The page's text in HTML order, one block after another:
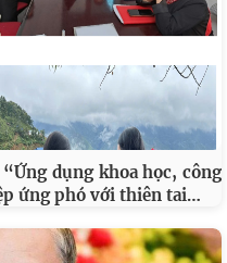
dụng khoa học, công
ứng phó với thiên tai…